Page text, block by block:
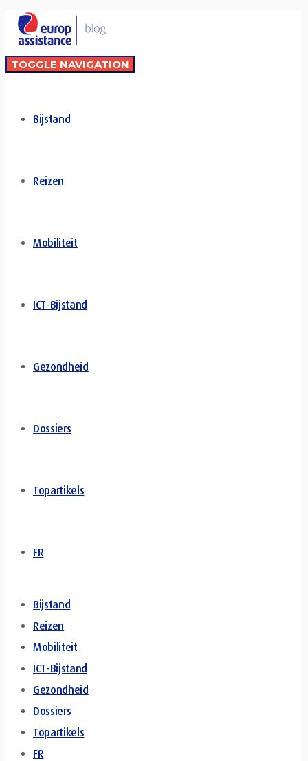
TOGGLE NAVIGATION
Bijstand
Reizen
Mobiliteit
ICT-Bijstand
Gezondheid
Dossiers
Topartikels
FR
Bijstand
Reizen
Mobiliteit
ICT-Bijstand
Gezondheid
Dossiers
Topartikels
FR